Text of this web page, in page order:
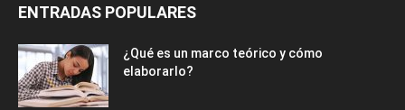
ENTRADAS POPULARES
¿Qué es un marco teórico y cómo
elaborarlo?